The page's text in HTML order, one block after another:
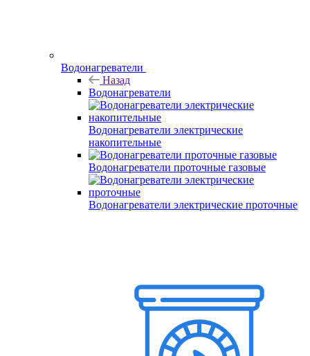
Водонагреватели
Назад
Водонагреватели
Водонагреватели электрические
накопительные
Водонагреватели проточные газовые
Водонагреватели электрические проточные